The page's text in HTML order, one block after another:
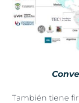
También tiene